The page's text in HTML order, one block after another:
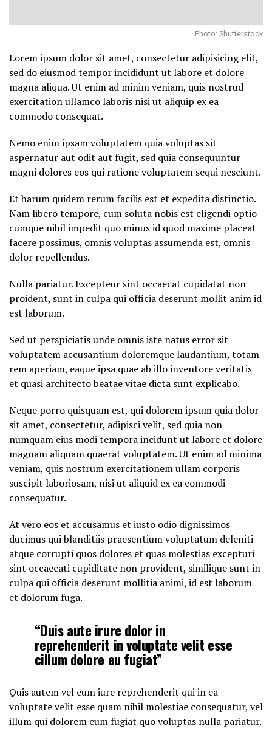
Photo: Shutterstock
Lorem ipsum dolor sit amet, consectetur adipisicing elit,
sed do eiusmod tempor incididunt ut labore et dolore
magna aliqua. Ut enim ad minim veniam, quis nostrud
exercitation ullamco laboris nisi ut aliquip ex ea
commodo consequat.
Nemo enim ipsam voluptatem quia voluptas sit
aspernatur aut odit aut fugit, sed quia consequuntur
magni dolores eos qui ratione voluptatem sequi nesciunt.
Et harum quidem rerum facilis est et expedita distinctio.
Nam libero tempore, cum soluta nobis est eligendi optio
cumque nihil impedit quo minus id quod maxime placeat
facere possimus, omnis voluptas assumenda est, omnis
dolor repellendus.
Nulla pariatur. Excepteur sint occaecat cupidatat non
proident, sunt in culpa qui officia deserunt mollit anim id
est laborum.
Sed ut perspiciatis unde omnis iste natus error sit
voluptatem accusantium doloremque laudantium, totam
rem aperiam, eaque ipsa quae ab illo inventore veritatis
et quasi architecto beatae vitae dicta sunt explicabo.
Neque porro quisquam est, qui dolorem ipsum quia dolor
sit amet, consectetur, adipisci velit, sed quia non
numquam eius modi tempora incidunt ut labore et dolore
magnam aliquam quaerat voluptatem. Ut enim ad minima
veniam, quis nostrum exercitationem ullam corporis
suscipit laboriosam, nisi ut aliquid ex ea commodi
consequatur.
At vero eos et accusamus et iusto odio dignissimos
ducimus qui blanditiis praesentium voluptatum deleniti
atque corrupti quos dolores et quas molestias excepturi
sint occaecati cupiditate non provident, similique sunt in
culpa qui officia deserunt mollitia animi, id est laborum
et dolorum fuga.
“Duis aute irure dolor in
reprehenderit in voluptate velit esse
cillum dolore eu fugiat”
Quis autem vel eum iure reprehenderit qui in ea
voluptate velit esse quam nihil molestiae consequatur, vel
illum qui dolorem eum fugiat quo voluptas nulla pariatur.